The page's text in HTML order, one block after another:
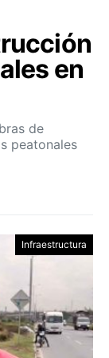
en
de
peatonales
Infraestructura